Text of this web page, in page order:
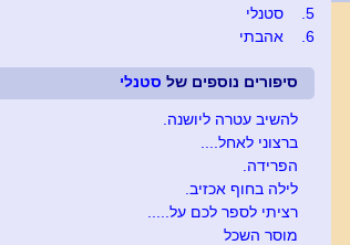
5.
סטנלי
6.
אהבתי
סיפורים נוספים של סטנלי
להשיב עטרה ליושנה.
ברצוני לאחל....
הפרידה.
לילה בחוף אכזיב.
רציתי לספר לכם על.....
מוסר השכל